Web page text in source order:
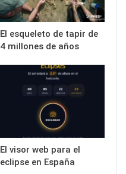
El esqueleto de tapir de
4 millones de años
El visor web para el
eclipse en España